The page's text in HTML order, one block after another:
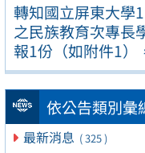
轉知國立屏東大學
之民族教育次專長
報1份（如附件1）
依公告類別彙
最新消息 ( 325 )